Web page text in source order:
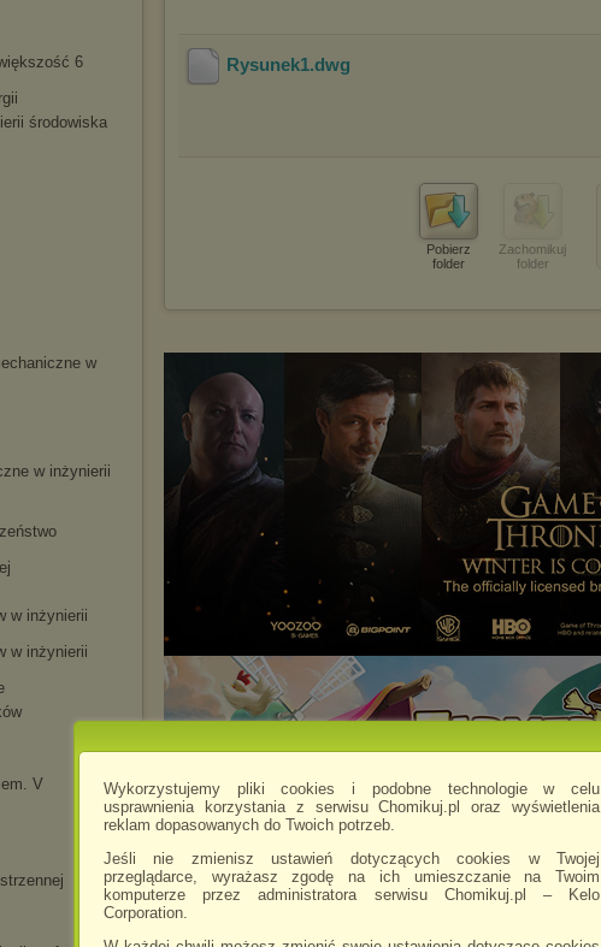
Wykorzystujemy pliki cookies i podobne technologie w celu
usprawnienia korzystania z serwisu Chomikuj.pl oraz wyświetlenia
reklam dopasowanych do Twoich potrzeb.
Jeśli nie zmienisz ustawień dotyczących cookies w Twojej
przeglądarce, wyrażasz zgodę na ich umieszczanie na Twoim
komputerze przez administratora serwisu Chomikuj.pl – Kelo
Corporation.
6
środowiska
w
w inżynierii
w inżynierii
w inżynierii
V
Rysunek1.dwg
Pobierz
folder
Zachomikuj
folder